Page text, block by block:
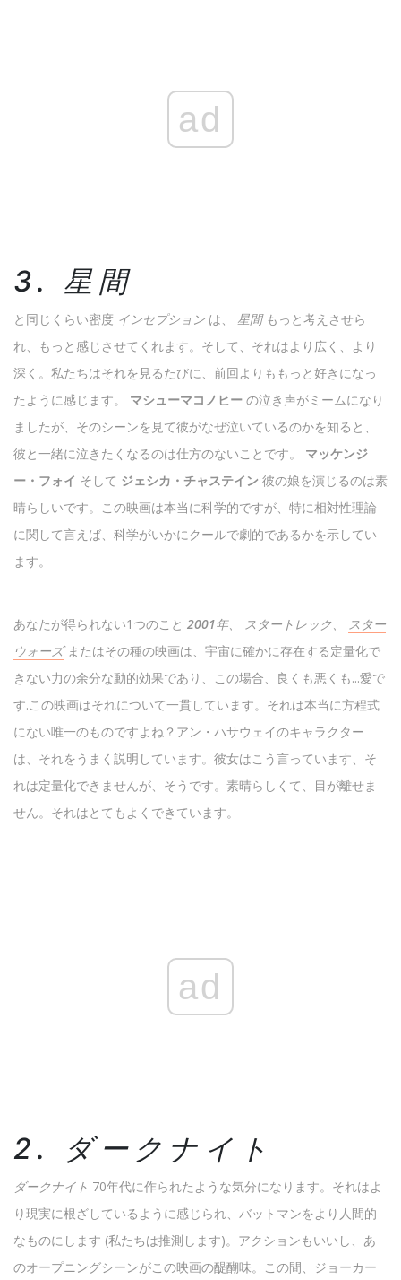
ad
3. 星間
と同じくらい密度 インセプション は、 星間もっと考えさせら
れ、もっと感じさせてくれます。そして、それはより広く、より
深く。私たちはそれを見るたびに、前回よりももっと好きになっ
たように感じます。 マシューマコノヒー の泣き声がミームになり
ましたが、そのシーンを見て彼がなぜ泣いているのかを知ると、
彼と一緒に泣きたくなるのは仕方のないことです。 マッケンジ
ー・フォイ そして ジェシカ・チャステイン 彼の娘を演じるのは素
晴らしいです。この映画は本当に科学的ですが、特に相対性理論
に関して言えば、科学がいかにクールで劇的であるかを示してい
ます。
あなたが得られない1つのこと 2001年、 スタートレック、
スター
ウォーズ またはその種の映画は、宇宙に確かに存在する定量化で
きない力の余分な動的効果であり、この場合、良くも悪くも...愛で
す.この映画はそれについて一貫しています。それは本当に方程式
にない唯一のものですよね？アン・ハサウェイのキャラクター
は、それをうまく説明しています。彼女はこう言っています、そ
れは定量化できませんが、そうです。素晴らしくて、目が離せま
せん。それはとてもよくできています。
ad
2. ダークナイト
ダークナイト 70年代に作られたような気分になります。それはよ
り現実に根ざしているように感じられ、バットマンをより人間的
なものにします (私たちは推測します)。アクションもいいし、あ
のオープニングシーンがこの映画の醍醐味。この間、ジョーカー